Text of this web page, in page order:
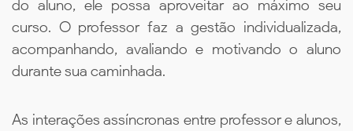
do aluno, ele possa aproveitar ao máximo seu
curso. O professor faz a gestão individualizada,
acompanhando, avaliando e motivando o aluno
durante sua caminhada.
As interações assíncronas entre professor e alunos,